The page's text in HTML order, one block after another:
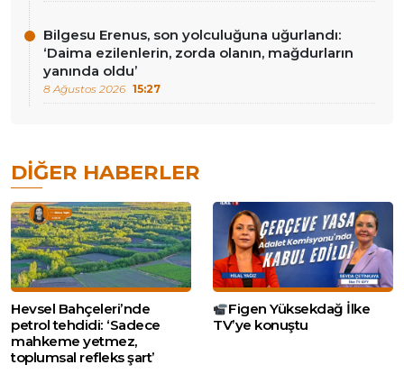
Bilgesu Erenus, son yolculuğuna uğurlandı:
‘Daima ezilenlerin, zorda olanın, mağdurların
yanında oldu’
8 Ağustos 2026 15:27
DIĞER HABERLER
Hevsel Bahçeleri’nde
petrol tehdidi: ‘Sadece
mahkeme yetmez,
toplumsal refleks şart’
Figen Yüksekdağ İlke
TV’ye konuştu